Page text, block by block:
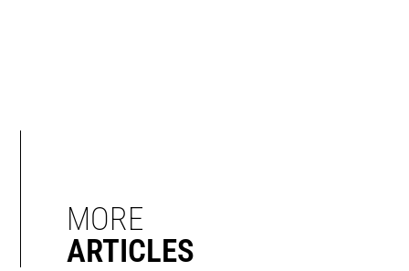
MORE
ARTICLES